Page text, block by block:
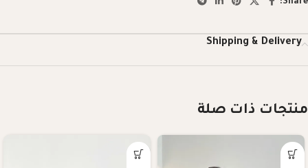
Share:
Shipping & Delivery
منتجات ذات صلة